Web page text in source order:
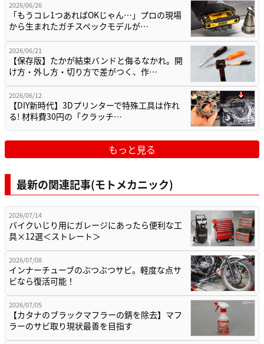
2026/06/26
「もうコレ1つあればOKじゃん…」プロの現場
から生まれたガチスペックモデルが…
2026/06/21
【保存版】たかが結束バンドと侮るなかれ。開
け方・外し方・切り方で差がつく、作…
2026/06/12
【DIY新時代】3Dプリンターで特殊工具は作れ
る! 材料費30円の「クラッチ…
もっと見る
最新の関連記事(モトメカニック)
2026/07/14
バイクいじり用にガレージにあったら便利な工
具×12選＜ストレート＞
2026/07/08
インナーチューブのぶつぶつサビ。軽度な点サ
ビなら復活可能！
2026/07/05
【カタナのブラックマフラーの錆を除去】マフ
ラーのサビ取り現状最善を目指す